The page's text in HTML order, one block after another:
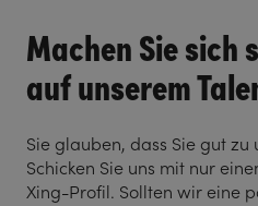
Machen Sie sich
auf unserem
Sie glauben, dass Sie gut zu
Schicken Sie uns mit nur
Xing-Profil. Sollten wir eine